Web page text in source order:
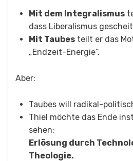
Mit dem Integralismus
dass Liberalismus
Mit Taubes teilt er das
„Endzeit-Energie“.
Aber:
Taubes will radikal-
Thiel möchte das Ende
sehen:
Erlösung durch
Theologie.